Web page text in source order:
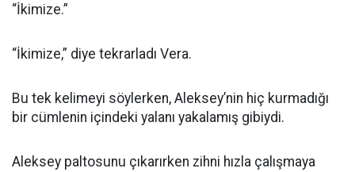
“İkimize.”
“İkimize,” diye tekrarladı Vera.
Bu tek kelimeyi söylerken, Aleksey’nin hiç kurmadığı
bir cümlenin içindeki yalanı yakalamış gibiydi.
Aleksey paltosunu çıkarırken zihni hızla çalışmaya